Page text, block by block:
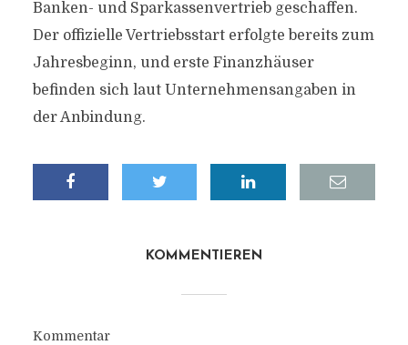
Banken- und Sparkassenvertrieb geschaffen.
Der offizielle Vertriebsstart erfolgte bereits zum
Jahresbeginn, und erste Finanzhäuser
befinden sich laut Unternehmensangaben in
der Anbindung.
KOMMENTIEREN
Kommentar